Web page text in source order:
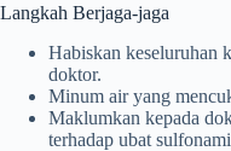
Langkah Berjaga-jaga
Habiskan keseluruhan
doktor.
Minum air yang
Maklumkan kepada
terhadap ubat